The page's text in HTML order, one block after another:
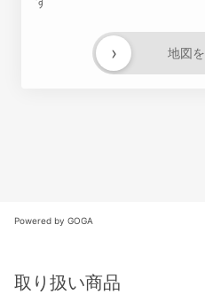
地図
›
Powered by GOGA
取り扱い商品